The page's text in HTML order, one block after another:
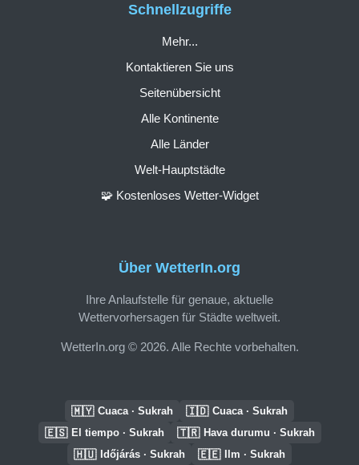
Über WetterIn.org
Ihre Anlaufstelle für genaue, aktuelle
Wettervorhersagen für Städte weltweit.
WetterIn.org © 2026. Alle Rechte vorbehalten.
Schnellzugriffe
Mehr...
Kontaktieren Sie uns
Seitenübersicht
Alle Kontinente
Alle Länder
Welt-Hauptstädte
🧩 Kostenloses Wetter-Widget
🇲🇾 Cuaca · Sukrah 🇮🇩 Cuaca · Sukrah
🇪🇸 El tiempo · Sukrah 🇹🇷 Hava durumu · Sukrah
🇭🇺 Időjárás · Sukrah 🇪🇪 Ilm · Sukrah